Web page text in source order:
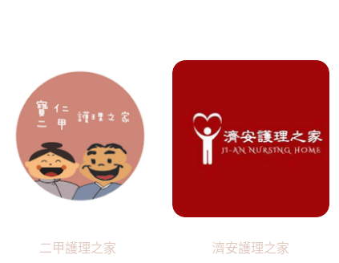
二甲護理之家 濟安護理之家